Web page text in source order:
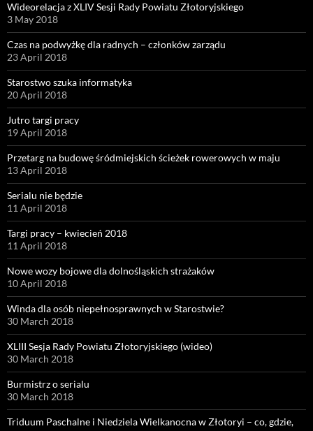
Wideorelacja z XLIV Sesji Rady Powiatu Złotoryjskiego
3 May 2018
Czas na podwyżkę dla radnych – członków zarządu
23 April 2018
Starostwo szuka informatyka
20 April 2018
Jutro targi pracy
19 April 2018
Przetarg na budowę śródmiejskich ścieżek rowerowych w maju
13 April 2018
Serialu nie będzie
11 April 2018
Targi pracy – kwiecień 2018
11 April 2018
Nowe wozy bojowe dla dolnośląskich strażaków
10 April 2018
Winda dla osób niepełnosprawnych w Starostwie?
30 March 2018
XLIII Sesja Rady Powiatu Złotoryjskiego (wideo)
30 March 2018
Burmistrz o serialu
30 March 2018
Triduum Paschalne i Niedziela Wielkanocna w Złotoryi – co, gdzie,